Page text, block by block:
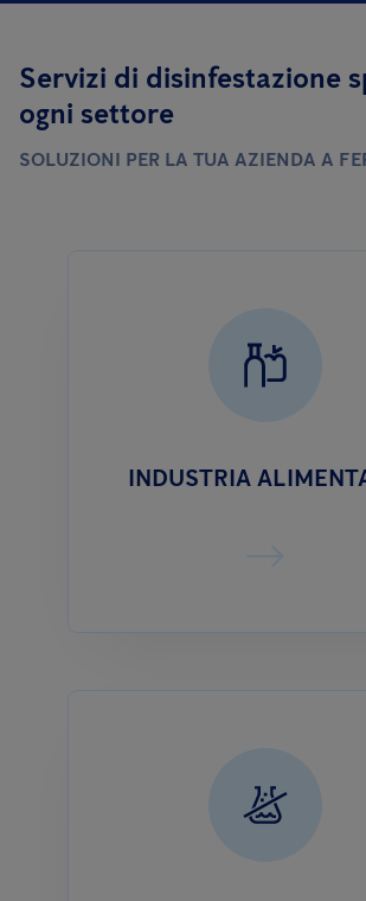
Servizi di disinfestazione
ogni settore
SOLUZIONI PER LA TUA AZIENDA A
INDUSTRIA